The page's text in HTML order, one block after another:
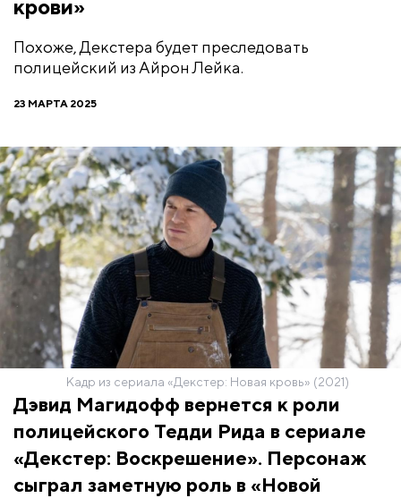
крови»
Похоже, Декстера будет преследовать
полицейский из Айрон Лейка.
23 МАРТА 2025
Кадр из сериала «Декстер: Новая кровь» (2021)
Дэвид Магидофф вернется к роли
полицейского Тедди Рида в сериале
«Декстер: Воскрешение». Персонаж
сыграл заметную роль в «Новой